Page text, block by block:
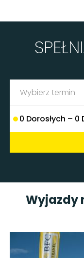
Wybierz termin
0 Dorosłych – 0
Wyjazdy